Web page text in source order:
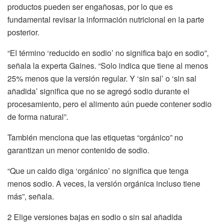
productos pueden ser engañosas, por lo que es
fundamental revisar la información nutricional en la parte
posterior.
“El término ‘reducido en sodio’ no significa bajo en sodio”,
señala la experta Gaines. “Solo indica que tiene al menos
25% menos que la versión regular. Y ‘sin sal’ o ‘sin sal
añadida’ significa que no se agregó sodio durante el
procesamiento, pero el alimento aún puede contener sodio
de forma natural”.
También menciona que las etiquetas “orgánico” no
garantizan un menor contenido de sodio.
“Que un caldo diga ‘orgánico’ no significa que tenga
menos sodio. A veces, la versión orgánica incluso tiene
más”, señala.
2 Elige versiones bajas en sodio o sin sal añadida